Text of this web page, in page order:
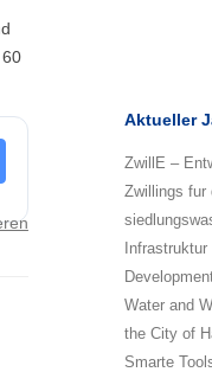
Aktueller
ZwillE –
Zwillings fur
Water and
the City of
Smarte